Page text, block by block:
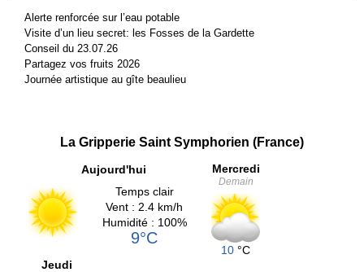
Alerte renforcée sur l’eau potable
Visite d’un lieu secret: les Fosses de la Gardette
Conseil du 23.07.26
Partagez vos fruits 2026
Journée artistique au gîte beaulieu
La Gripperie Saint Symphorien (France)
Aujourd'hui
Temps clair
Vent : 2.4 km/h
Humidité : 100%
9°C
Mercredi
Demain
10 °C
Jeudi